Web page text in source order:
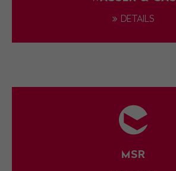
DETAILS
MSR